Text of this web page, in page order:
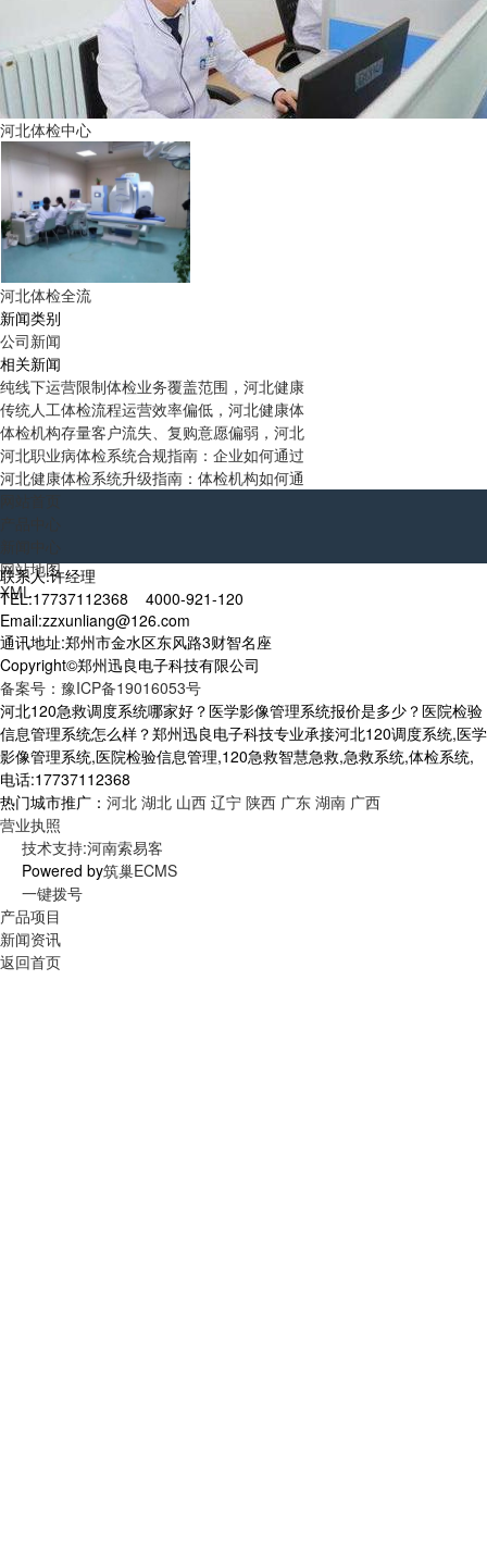
河北体检中心
河北体检全流
新闻类别
公司新闻
相关新闻
纯线下运营限制体检业务覆盖范围，河北健康
传统人工体检流程运营效率偏低，河北健康体
体检机构存量客户流失、复购意愿偏弱，河北
河北职业病体检系统合规指南：企业如何通过
河北健康体检系统升级指南：体检机构如何通
网站地图
XML
联系人:许经理
TEL:17737112368 4000-921-120
Email:zzxunliang@126.com
通讯地址:郑州市金水区东风路3财智名座
Copyright©郑州迅良电子科技有限公司
备案号：豫ICP备19016053号
河北120急救调度系统哪家好？医学影像管理系统报价是多少？医院检验
信息管理系统怎么样？郑州迅良电子科技专业承接河北120调度系统,医学
影像管理系统,医院检验信息管理,120急救智慧急救,急救系统,体检系统,
电话:17737112368
热门城市推广： 河北 湖北 山西 辽宁 陕西 广东 湖南 广西
营业执照
技术支持:河南索易客
Powered by筑巢ECMS
一键拨号
产品项目
新闻资讯
返回首页